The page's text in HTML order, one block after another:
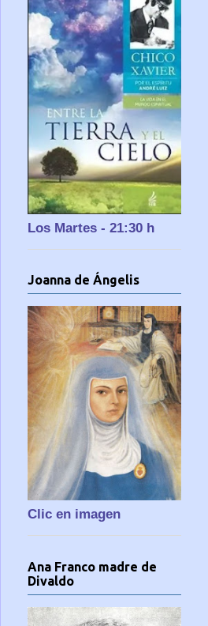
Los Martes - 21:30 h
Joanna de Ángelis
Clic en imagen
Ana Franco madre de
Divaldo